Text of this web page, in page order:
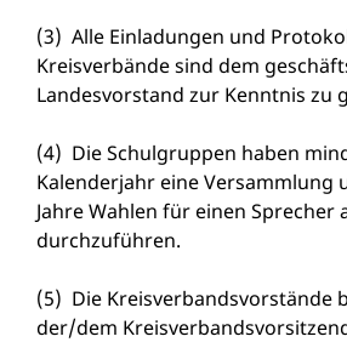
(3) Alle Einladungen und
Kreisverbände sind dem
Landesvorstand zur Kenntnis zu
(4) Die Schulgruppen haben
Kalenderjahr eine Versammlung
Jahre Wahlen für einen
durchzuführen.
(5) Die Kreisverbandsvorstände
der/dem